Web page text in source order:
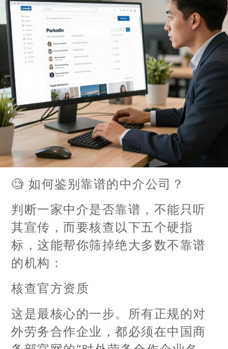
🧐 如何鉴别靠谱的中介公司？
判断一家中介是否靠谱，不能只听
其宣传，而要核查以下五个硬指
标，这能帮你筛掉绝大多数不靠谱
的机构：
核查官方资质
这是最核心的一步。所有正规的对
外劳务合作企业，都必须在中国商